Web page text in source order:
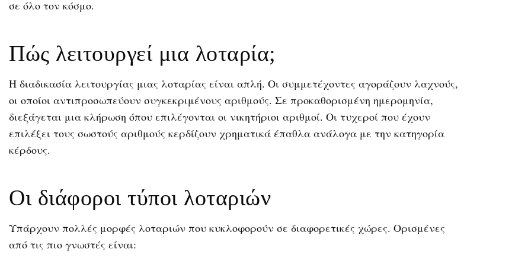
σε όλο τον κόσμο.
Πώς λειτουργεί μια λοταρία;
Η διαδικασία λειτουργίας μιας λοταρίας είναι απλή. Οι συμμετέχοντες αγοράζουν λαχνούς,
οι οποίοι αντιπροσωπεύουν συγκεκριμένους αριθμούς. Σε προκαθορισμένη ημερομηνία,
διεξάγεται μια κλήρωση όπου επιλέγονται οι νικητήριοι αριθμοί. Οι τυχεροί που έχουν
επιλέξει τους σωστούς αριθμούς κερδίζουν χρηματικά έπαθλα ανάλογα με την κατηγορία
κέρδους.
Οι διάφοροι τύποι λοταριών
Υπάρχουν πολλές μορφές λοταριών που κυκλοφορούν σε διαφορετικές χώρες. Ορισμένες
από τις πιο γνωστές είναι: